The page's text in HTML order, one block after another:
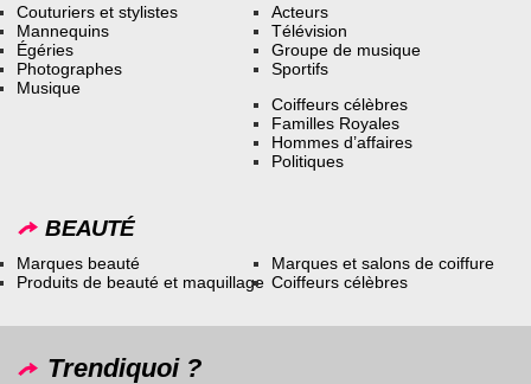
Couturiers et stylistes
Mannequins
Égéries
Photographes
Musique
Acteurs
Télévision
Groupe de musique
Sportifs
Coiffeurs célèbres
Familles Royales
Hommes d’affaires
Politiques
BEAUTÉ
Marques beauté
Produits de beauté et maquillage
Marques et salons de coiffure
Coiffeurs célèbres
Trendiquoi ?